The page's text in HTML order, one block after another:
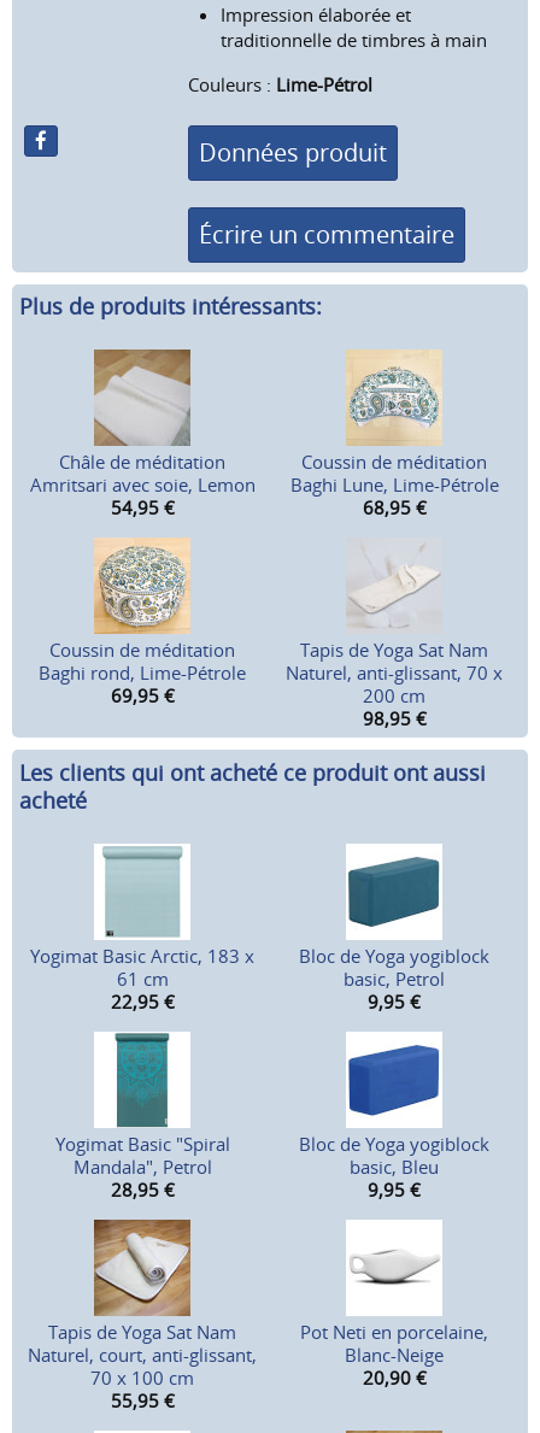
Impression élaborée et
traditionnelle de timbres à main
Couleurs : Lime-Pétrol
Données produit
Écrire un commentaire
Plus de produits intéressants:
Châle de méditation
Amritsari avec soie, Lemon
54,95 €
Coussin de méditation
Baghi Lune, Lime-Pétrole
68,95 €
Coussin de méditation
Baghi rond, Lime-Pétrole
69,95 €
Tapis de Yoga Sat Nam
Naturel, anti-glissant, 70 x
200 cm
98,95 €
Les clients qui ont acheté ce produit ont aussi
acheté
Yogimat Basic Arctic, 183 x
61 cm
22,95 €
Bloc de Yoga yogiblock
basic, Petrol
9,95 €
Yogimat Basic "Spiral
Mandala", Petrol
28,95 €
Bloc de Yoga yogiblock
basic, Bleu
9,95 €
Tapis de Yoga Sat Nam
Naturel, court, anti-glissant,
70 x 100 cm
55,95 €
Pot Neti en porcelaine,
Blanc-Neige
20,90 €